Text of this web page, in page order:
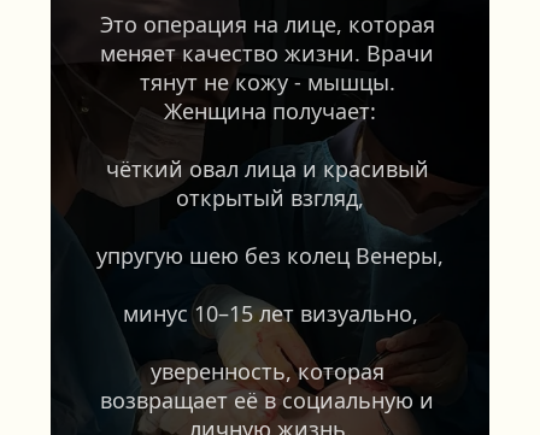
Это операция на лице, которая
меняет качество жизни. Врачи
тянут не кожу - мышцы.
Женщина получает:
чёткий овал лица и красивый
открытый взгляд,
упругую шею без колец Венеры,
минус 10–15 лет визуально,
уверенность, которая
возвращает её в социальную и
личную жизнь.